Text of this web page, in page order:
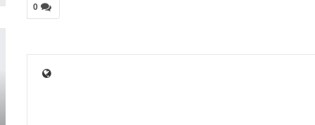
0